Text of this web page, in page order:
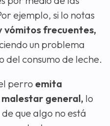
ejemplo, si lo notas
vómitos frecuentes,
un problema
consumo de leche.
perro emita
general, lo
que algo no está